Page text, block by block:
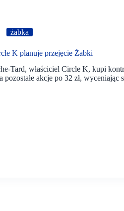
żabka
K planuje przejęcie Żabki
Tard, właściciel Circle K, kupi
pozostałe akcje po 32 zł, wyceniając